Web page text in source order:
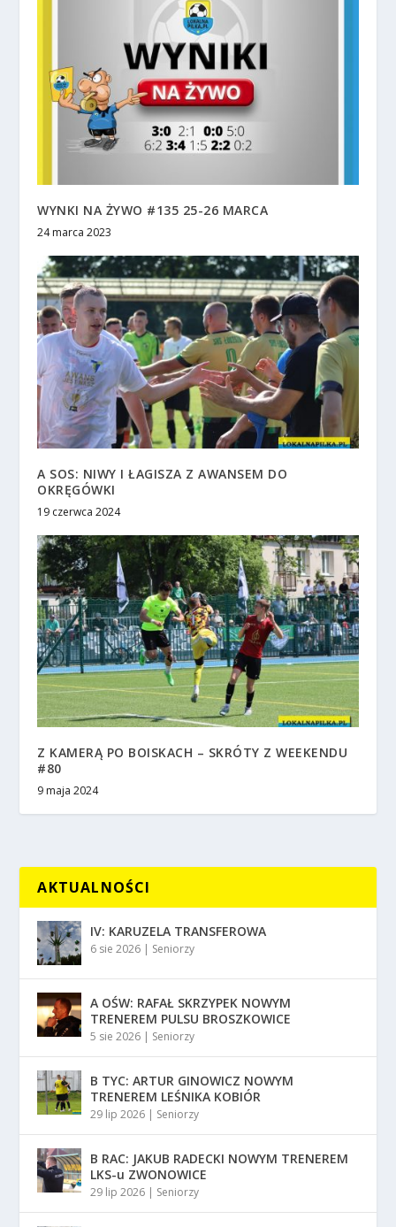
WYNKI NA ŻYWO #135 25-26 MARCA
24 marca 2023
A SOS: NIWY I ŁAGISZA Z AWANSEM DO
OKRĘGÓWKI
19 czerwca 2024
Z KAMERĄ PO BOISKACH – SKRÓTY Z WEEKENDU
#80
9 maja 2024
AKTUALNOŚCI
IV: KARUZELA TRANSFEROWA
6 sie 2026 | Seniorzy
A OŚW: RAFAŁ SKRZYPEK NOWYM
TRENEREM PULSU BROSZKOWICE
5 sie 2026 | Seniorzy
B TYC: ARTUR GINOWICZ NOWYM
TRENEREM LEŚNIKA KOBIÓR
29 lip 2026 | Seniorzy
B RAC: JAKUB RADECKI NOWYM TRENEREM
LKS-u ZWONOWICE
29 lip 2026 | Seniorzy